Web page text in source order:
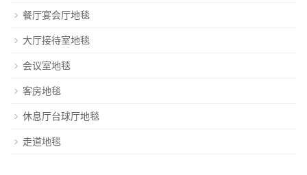
餐厅宴会厅地毯
大厅接待室地毯
会议室地毯
客房地毯
休息厅台球厅地毯
走道地毯